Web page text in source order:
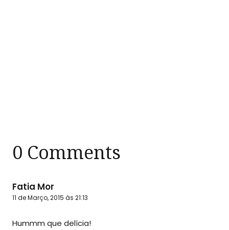
0 Comments
Fatia Mor
11 de Março, 2015 às 21:13
Hummm que delícia!